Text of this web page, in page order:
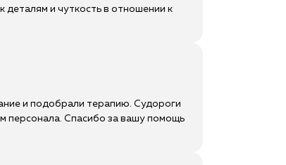
деталям и чуткость в отношении к
и подобрали терапию. Судороги
персонала. Спасибо за вашу помощь